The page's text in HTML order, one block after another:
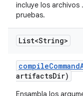
incluye los archivos
pruebas.
List<String>
compileCommand
artifactsDir)
Ensambla los